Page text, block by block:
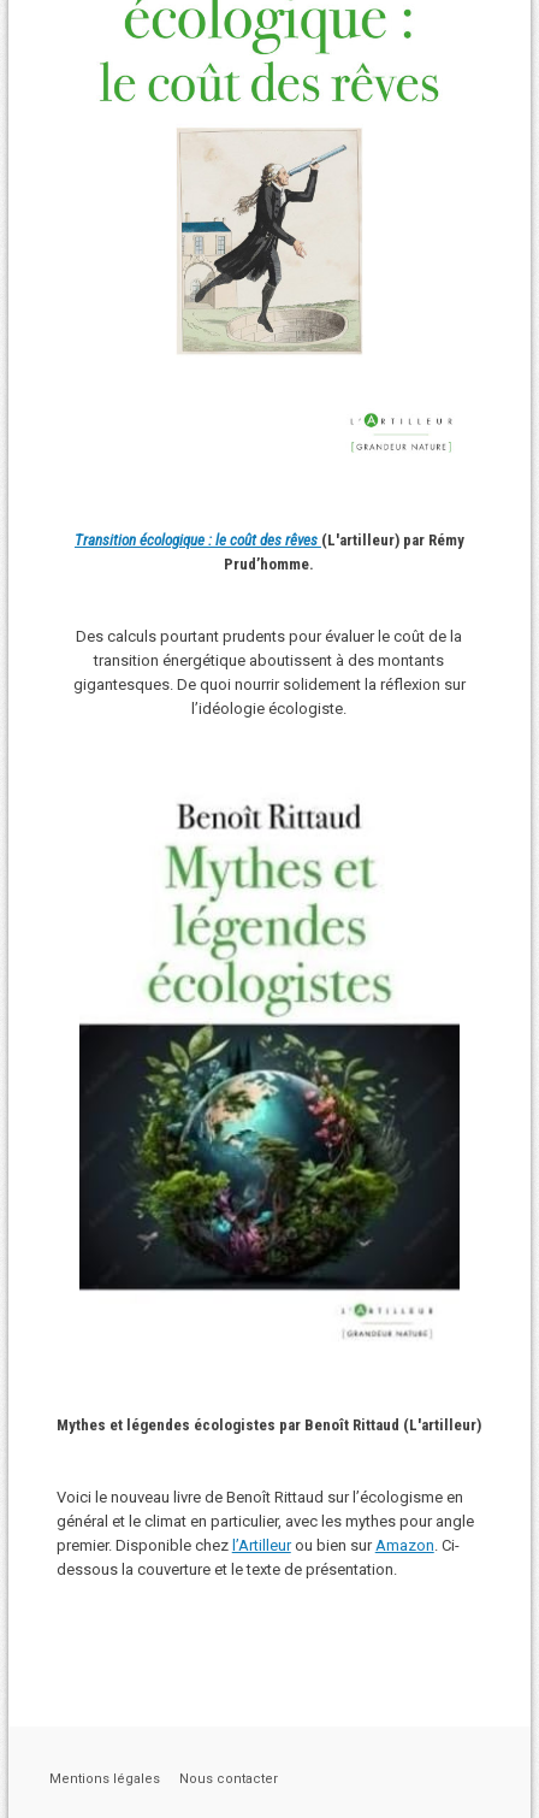
Transition écologique : le coût des rêves (L'artilleur) par Rémy
Prud’homme.
Des calculs pourtant prudents pour évaluer le coût de la
transition énergétique aboutissent à des montants
gigantesques. De quoi nourrir solidement la réflexion sur
l’idéologie écologiste.
Mythes et légendes écologistes par Benoît Rittaud (L'artilleur)
Voici le nouveau livre de Benoît Rittaud sur l’écologisme en
général et le climat en particulier, avec les mythes pour angle
premier. Disponible chez l’Artilleurou bien sur Amazon . Ci-
dessous la couverture et le texte de présentation.
Mentions légales Nous contacter